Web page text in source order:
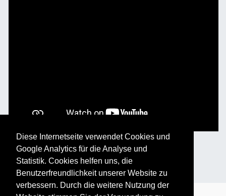
Diese Internetseite verwendet Cookies und
Google Analytics für die Analyse und
Statistik. Cookies helfen uns, die
Benutzerfreundlichkeit unserer Website zu
verbessern. Durch die weitere Nutzung der